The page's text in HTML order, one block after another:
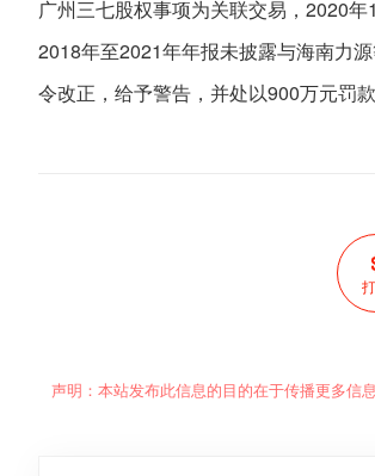
广州三七股权事项为关联交易，2020
2018年至2021年年报未披露与海南力
令改正，给予警告，并处以900万元罚
声明：本站发布此信息的目的在于传播更多信